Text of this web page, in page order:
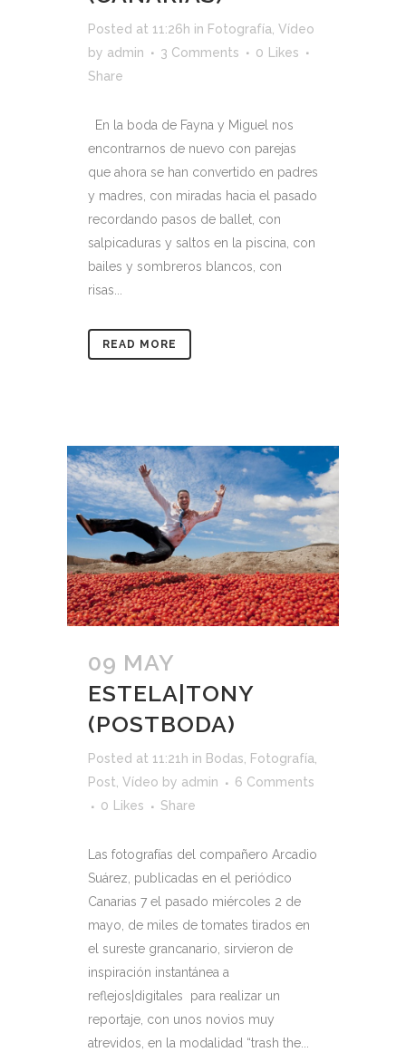
Posted at 11:26h in Fotografía Vídeo
by admin 3 Comments 0
Likes
Share
En la boda de Fayna y Miguel nos
encontrarnos de nuevo con parejas
que ahora se han convertido en padres
y madres, con miradas hacia el pasado
recordando pasos de ballet, con
salpicaduras y saltos en la piscina, con
bailes y sombreros blancos, con
risas...
READ MORE
09 MAY
ESTELA|TONY
(POSTBODA)
Posted at 11:21h in Bodas, Fotografía,
Post, Vídeo by admin
6 Comments
0 Likes Share
Las fotografías del compañero Arcadio
Suárez, publicadas en el periódico
Canarias 7 el pasado miércoles 2 de
mayo, de miles de tomates tirados en
el sureste grancanario, sirvieron de
inspiración instantánea a
reflejos|digitales para realizar un
reportaje, con unos novios muy
atrevidos, en la modalidad “trash the...